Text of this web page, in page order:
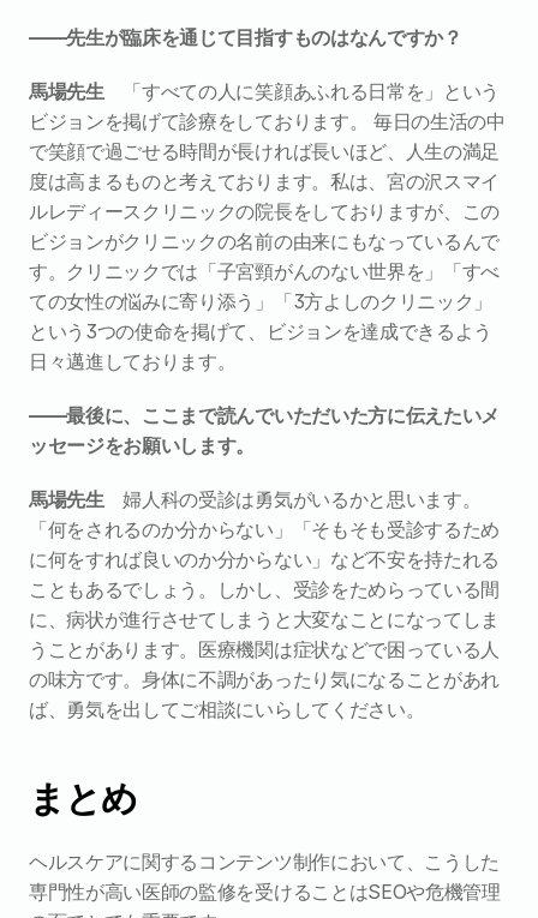
――先生が臨床を通じて目指すものはなんですか？
馬場先生 「すべての人に笑顔あふれる日常を」という
ビジョンを掲げて診療をしております。 毎日の生活の中
で笑顔で過ごせる時間が長ければ長いほど、人生の満足
度は高まるものと考えております。私は、宮の沢スマイ
ルレディースクリニックの院長をしておりますが、この
ビジョンがクリニックの名前の由来にもなっているんで
す。クリニックでは「子宮頸がんのない世界を」「すべ
ての女性の悩みに寄り添う」「3方よしのクリニック」
という3つの使命を掲げて、ビジョンを達成できるよう
日々邁進しております。
――最後に、ここまで読んでいただいた方に伝えたいメ
ッセージをお願いします。
馬場先生 婦人科の受診は勇気がいるかと思います。
「何をされるのか分からない」「そもそも受診するため
に何をすれば良いのか分からない」など不安を持たれる
こともあるでしょう。しかし、受診をためらっている間
に、病状が進行させてしまうと大変なことになってしま
うことがあります。医療機関は症状などで困っている人
の味方です。身体に不調があったり気になることがあれ
ば、勇気を出してご相談にいらしてください。
まとめ
ヘルスケアに関するコンテンツ制作において、こうした
専門性が高い医師の監修を受けることはSEOや危機管理